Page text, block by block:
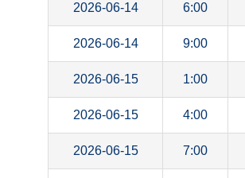
2026-06-14 6:00
2026-06-14 9:00
2026-06-15 1:00
2026-06-15 4:00
2026-06-15 7:00